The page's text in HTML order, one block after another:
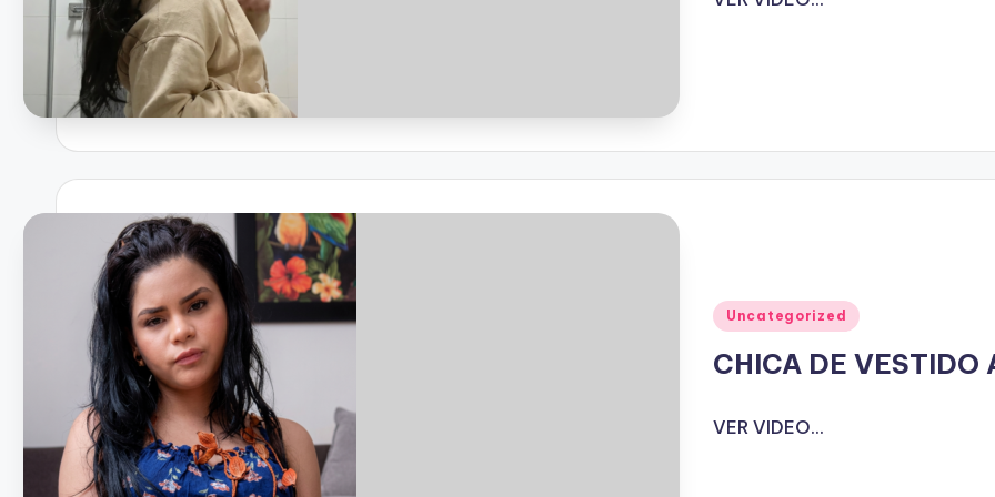
Publicado
Uncategorized
CHICA DE VESTIDO
VER VIDEO...